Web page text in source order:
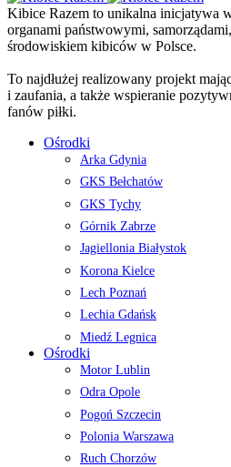
Kibice Razem to unikalna inicjatywa
organami państwowymi,
środowiskiem kibiców w Polsce.
To najdłużej realizowany projekt
i zaufania, a także wspieranie
fanów piłki.
Ośrodki
Arka Gdynia
GKS Bełchatów
GKS Tychy
Górnik Zabrze
Jagiellonia Białystok
Korona Kielce
Lech Poznań
Lechia Gdańsk
Miedź Legnica
Ośrodki
Motor Lublin
Odra Opole
Pogoń Szczecin
Polonia Warszawa
Ruch Chorzów